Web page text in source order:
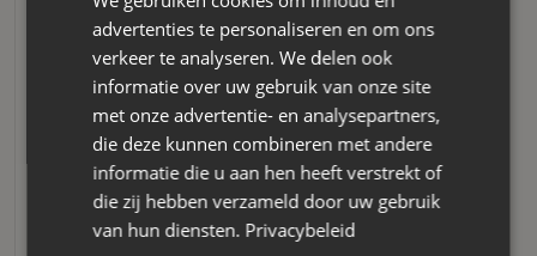
waarbij de bewijslast steeds op opdrachtgever rust
om dit aannemelijk te maken. Alsdan is de
aansprakelijkheid beperkt tot het bedrag dat door de
aansprakelijkheidsverzekering van de opdrachtnemer
voor de schade wordt uitgekeerd.
De opdrachtgever is steeds gehouden om
advertenties te personaliseren en om ons
verkeer te analyseren. We delen ook
informatie over uw gebruik van onze site
met onze advertentie- en analysepartners,
die deze kunnen combineren met andere
informatie die u aan hen heeft verstrekt of
die zij hebben verzameld door uw gebruik
van hun diensten. Privacybeleid